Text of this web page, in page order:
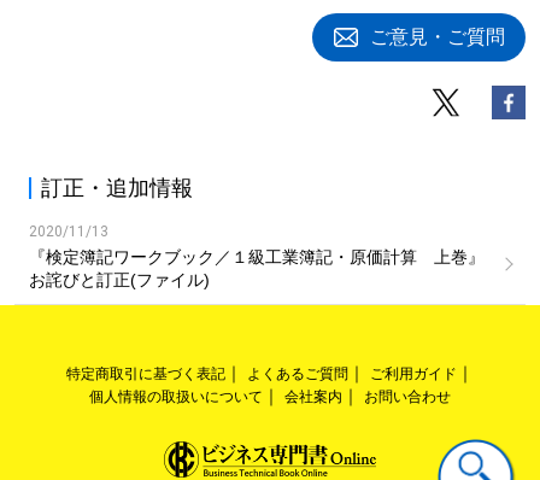
ご意見・ご質問
訂正・追加情報
2020/11/13
『検定簿記ワークブック／１級工業簿記・原価計算 上巻』
お詫びと訂正(ファイル)
特定商取引に基づく表記 よくあるご質問
ご利用ガイド
個人情報の取扱いについて
会社案内 お問い合わせ